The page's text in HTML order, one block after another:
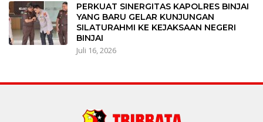
PERKUAT SINERGITAS KAPOLRES BINJAI
YANG BARU GELAR KUNJUNGAN
SILATURAHMI KE KEJAKSAAN NEGERI
BINJAI
Juli 16, 2026